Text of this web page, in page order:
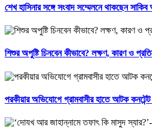
শেখ হাসিনার সঙ্গে সংবাদ সম্মেলনে থাকছেন
শিশুর অপুষ্টি চিনবেন কীভাবে? লক্ষণ, কারণ ও
পরকীয়ার অভিযোগে গ্রামবাসীর হাতে আটক কনটেন্ট